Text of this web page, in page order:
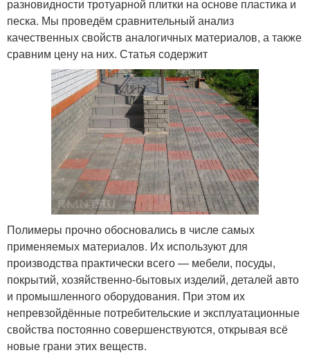
разновидности тротуарной плитки на основе пластика и
песка. Мы проведём сравнительный анализ
качественных свойств аналогичных материалов, а также
сравним цену на них. Статья содержит
Полимеры прочно обосновались в числе самых
применяемых материалов. Их используют для
производства практически всего — мебели, посуды,
покрытий, хозяйственно-бытовых изделий, деталей авто
и промышленного оборудования. При этом их
непревзойдённые потребительские и эксплуатационные
свойства постоянно совершенствуются, открывая всё
новые грани этих веществ.